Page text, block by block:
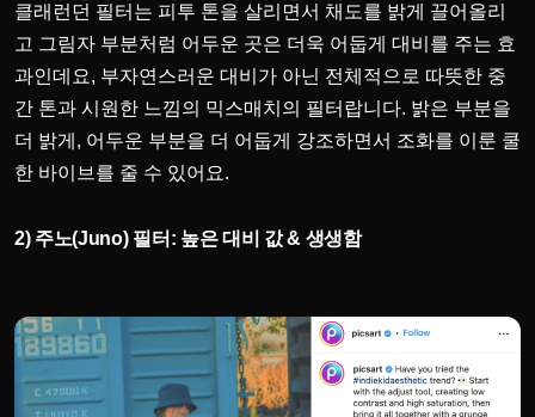
클래런던 필터는 피투 톤을 살리면서 채도를 밝게 끌어올리
고 그림자 부분처럼 어두운 곳은 더욱 어둡게 대비를 주는 효
과인데요, 부자연스러운 대비가 아닌 전체적으로 따뜻한 중
간 톤과 시원한 느낌의 믹스매치의 필터랍니다. 밝은 부분을
더 밝게, 어두운 부분을 더 어둡게 강조하면서 조화를 이룬 쿨
한 바이브를 줄 수 있어요.
2) 주노(Juno) 필터: 높은 대비 값 & 생생함